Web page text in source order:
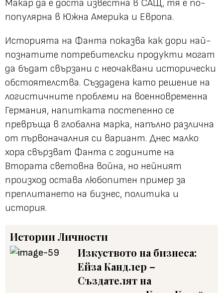
Макар да е доста известна в САЩ, тя е по-
популярна в Южна Америка и Европа.
Историята на Фанта показва как дори най-
познатите потребителски продукти могат
да бъдат свързани с неочаквани исторически
обстоятелства. Създадена като решение на
логистичните проблеми на военновременна
Германия, напитката постепенно се
превръща в глобална марка, напълно различна
от първоначалния си вариант. Днес малко
хора свързват Фанта с годините на
Втората световна война, но нейният
произход остава любопитен пример за
преплитането на бизнес, политика и
история.
ИсторииЛичности
Изкуството на бизнеса:
Ейза Кандлер –
Създателят на